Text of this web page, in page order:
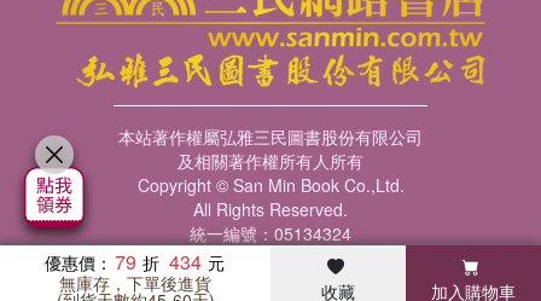
優惠價： 79 434
無庫存，下單後進貨 收藏 加入購物車
暢銷榜 客服中心 瀏覽紀錄 會員專區
本站著作權屬弘雅三民圖書股份有限公司
及相關著作權所有人所有
Copyright © San Min Book Co.,Ltd.
All Rights Reserved.
統一編號：05134324